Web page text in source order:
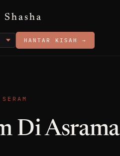
HANTAR KISAH →
Di Asrama